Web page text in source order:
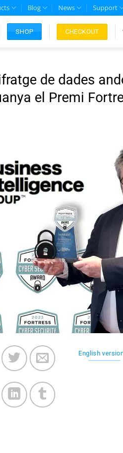
Blog News Support
SHOP CHECKOUT
de dades
el Premi
English